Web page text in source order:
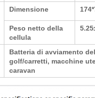
Dimensione
Peso netto della
cellula
Batteria di avviamento
golf/carretti, macchine
caravan